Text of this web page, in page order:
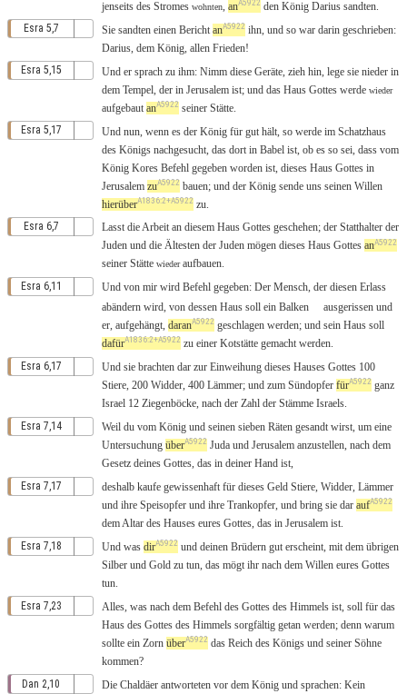
jenseitsdes Stromes wohnten, anA5922 den König Darius sandten.
Esra 5,7
Sie sandteneinen Bericht anA5922 ihn, und sowar darin geschrieben:
Darius, dem König, allen Frieden!
Esra 5,15
Under sprachzu ihm: Nimm diese Geräte, zieh hin, lege sie niederin
dem Tempel, derin Jerusalemist; und das Haus Gotteswerde wieder
aufgebaut anA5922 seiner Stätte.
Esra 5,17
Und nun, wennes der Königfür guthält, so werde im Schatzhaus
des Königs nachgesucht, das dortin Babelist, ob esso sei, dass vom
König Kores Befehl gegebenworden ist, dieses Haus Gottesin
Jerusalem zuA5922 bauen; und der König sendeuns seinen Willen
hierüberA1836:2+A5922 zu.
Esra 6,7
LasstdieArbeitan diesem Haus Gottes geschehen; der Statthalterder
Judenund die Ältestender Judenmögen dieses Haus Gottes anA5922
seiner Stätte wieder aufbauen.
Esra 6,11
Und vonmir wird Befehl gegeben: Der Mensch, der diesen Erlass
abändernwird, vondessen Haussoll ein Balken ausgerissenund
er, aufgehängt, daranA5922 geschlagenwerden; und sein Haussoll
dafürA1836:2+A5922 zu einer Kotstätte gemacht werden.
Esra 6,17
Undsie brachten darzur Einweihung dieses Hauses Gottes 100
Stiere, 200 Widder, 400 Lämmer; und zum Sündopfer fürA5922 ganz
Israel 12 Ziegenböcke, nach der Zahlder Stämme Israels.
Esra 7,14
Weildu vom Königund seinen sieben Räten gesandtwirst, um eine
Untersuchung überA5922 Judaund Jerusalem anzustellen, nach dem
Gesetzdeines Gottes, dasin deiner Hand ist,
Esra 7,17
deshalb kaufe gewissenhaftfür dieses Geld Stiere, Widder, Lämmer
und ihre Speisopferund ihre Trankopfer, und bring sie dar aufA5922
demAltar des Hauseseures Gottes, dasin Jerusalem ist.
Esra 7,18
Und was dirA5922 und deinen Brüdern gut erscheint, mit dem übrigen
Silberund Goldzu tun, das mögt ihr nach dem Willeneures Gottes
tun.
Esra 7,23
Alles, was nachdem Befehldes Gottesdes Himmelsist, soll für das
Hausdes Gottesdes Himmels sorgfältig getanwerden; denn warum
sollte ein Zorn überA5922 das Reichdes Königsund seiner Söhne
kommen?
Dan 2,10
Die Chaldäer antworteten vordem Königund sprachen: Kein